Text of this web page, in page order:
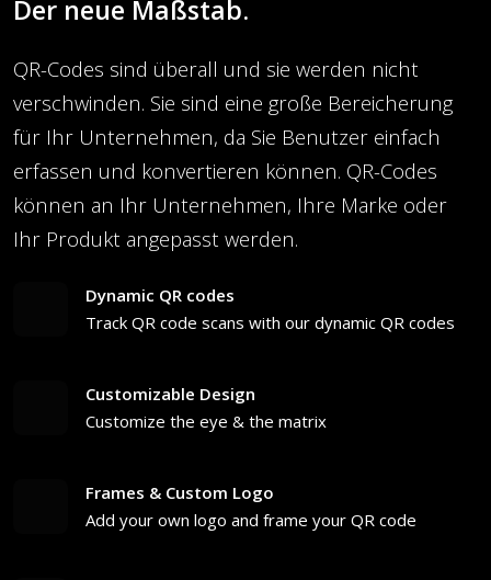
Der neue Maßstab.
QR-Codes sind überall und sie werden nicht
verschwinden. Sie sind eine große Bereicherung
für Ihr Unternehmen, da Sie Benutzer einfach
erfassen und konvertieren können. QR-Codes
können an Ihr Unternehmen, Ihre Marke oder
Ihr Produkt angepasst werden.
Dynamic QR codes
Track QR code scans with our dynamic QR codes
Customizable Design
Customize the eye & the matrix
Frames & Custom Logo
Add your own logo and frame your QR code